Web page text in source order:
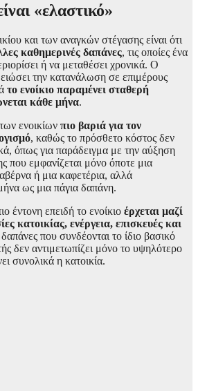
«ελαστικό»
και των αναγκών στέγασης είναι ότι
καθημερινές δαπάνες, τις οποίες ένα
ή να μεταθέσει χρονικά. Ο
την κατανάλωση σε επιμέρους
το ενοίκιο παραμένει σταθερή
κάθε μήνα.
ενοικίων πιο βαριά για τον
, καθώς το πρόσθετο κόστος δεν
όπως για παράδειγμα με την αύξηση
που εμφανίζεται μόνο όποτε μια
ή μια καφετέρια, αλλά
ως μια πάγια δαπάνη.
έντονη επειδή το ενοίκιο έρχεται μαζί
κατοικίας, ενέργεια, επισκευές και
που συνδέονται το ίδιο βασικό
δεν αντιμετωπίζει μόνο το υψηλότερο
συνολικά η κατοικία.